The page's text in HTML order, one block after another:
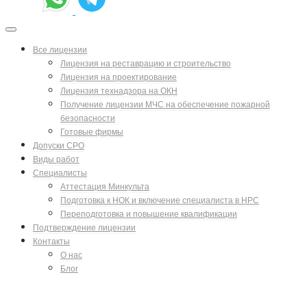
Все лицензии
Лицензия на реставрацию и строительство
Лицензия на проектирование
Лицензия технадзора на ОКН
Получение лицензии МЧС на обеспечение пожарной
безопасности
Готовые фирмы
Допуски СРО
Виды работ
Специалисты
Аттестация Минкульта
Подготовка к НОК и включение специалиста в НРС
Переподготовка и повышение квалификации
Подтверждение лицензии
Контакты
О нас
Блог